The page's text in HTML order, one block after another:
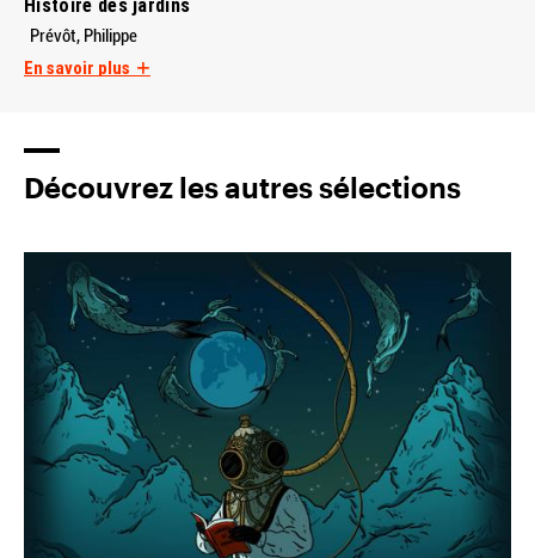
Histoire des jardins
Prévôt, Philippe
En savoir plus
Découvrez les autres sélections